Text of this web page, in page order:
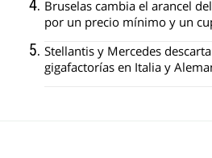
Bruselas cambia el arancel
por un precio mínimo y un
Stellantis y Mercedes
gigafactorías en Italia y